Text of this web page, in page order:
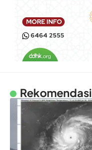
Rekomendasi